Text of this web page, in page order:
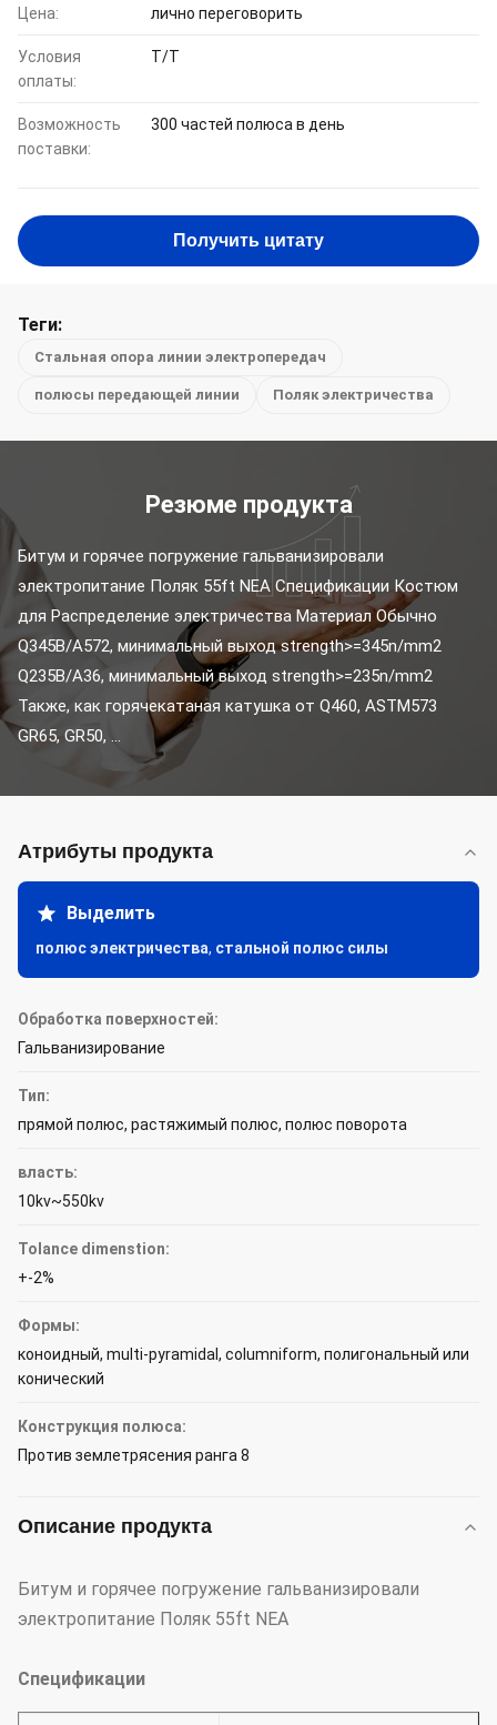
Цена: лично переговорить
Условия
оплаты:
T/T
Возможность
поставки:
300 частей полюса в день
Получить цитату
Теги:
Стальная опора линии электропередач
полюсы передающей линии Поляк электричества
Резюме продукта
Битум и горячее погружение гальванизировали
электропитание Поляк 55ft NEA Спецификации Костюм
для Распределение электричества Материал Обычно
Q345B/A572, минимальный выход strength>=345n/mm2
Q235B/A36, минимальный выход strength>=235n/mm2
Также, как горячекатаная катушка от Q460, ASTM573
GR65, GR50, ...
Атрибуты продукта
Выделить
полюс электричества, стальной полюс силы
Обработка поверхностей:
Гальванизирование
Тип:
прямой полюс, растяжимый полюс, полюс поворота
власть:
10kv~550kv
Tolance dimenstion:
+-2%
Формы:
коноидный, multi-pyramidal, columniform, полигональный или
конический
Конструкция полюса:
Против землетрясения ранга 8
Описание продукта
Битум и горячее погружение гальванизировали
электропитание Поляк 55ft NEA
Спецификации